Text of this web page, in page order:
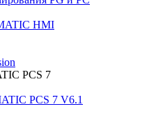
HMI
PCS 7
PCS 7 V6.1